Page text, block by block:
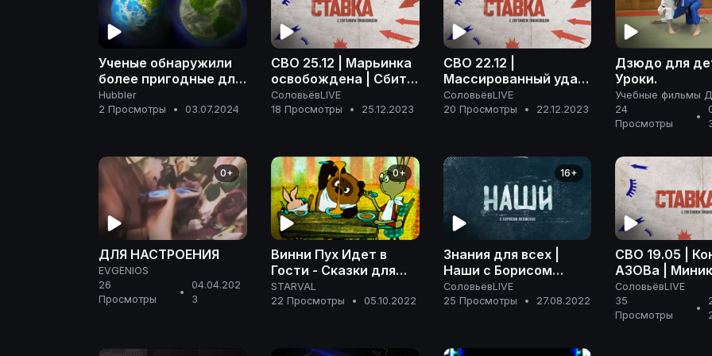
Ученые обнаружили
более пригодные для
жизни планеты, чем
Земля
Hubbler
2 Просмотры
• 03.07.2024
СВО 25.12 | Марьинка
освобождена | Сбиты
4 боевых самолёта
ВСУ | СТАВКА
СоловьёвLIVE
18 Просмотры
• 25.12.2023
СВО 22.12 |
Массированный удар
по объектам в
глубоком тылу ВСУ |
СоловьёвLIVE
20 Просмотры
• 22.12.2023
Дзюдо для
Уроки.
Учебные фильмы
24
Просмотры
•
0+
ДЛЯ НАСТРОЕНИЯ
EVGENIOS
26
Просмотры
•
04.04.202
3
0+
Винни Пух Идет в
Гости - Сказки для
Детей - Мультики
STARVAL
22 Просмотры
• 05.10.2022
16+
Знания для всех |
Наши с Борисом
Якеменко
СоловьёвLIVE
25 Просмотры
• 27.08.2022
СВО 19.05 |
АЗОВа |
Донбассе |
погоды для
России |
СоловьёвLIVE
35
Просмотры
•